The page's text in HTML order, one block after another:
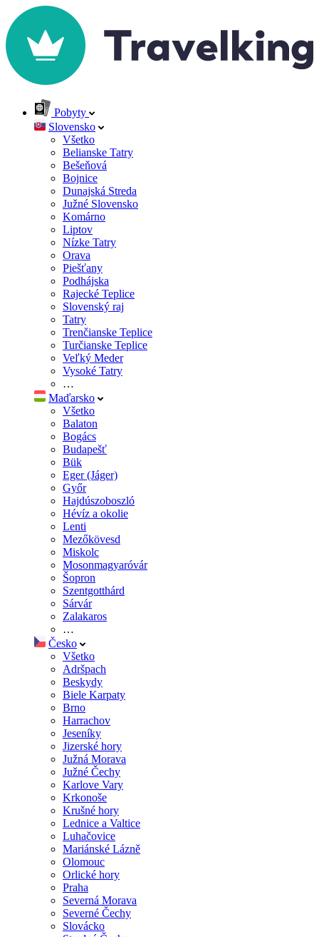
Pobyty
Slovensko
Všetko
Belianske Tatry
Bešeňová
Bojnice
Dunajská Streda
Južné Slovensko
Komárno
Liptov
Nízke Tatry
Orava
Piešťany
Podhájska
Rajecké Teplice
Slovenský raj
Tatry
Trenčianske Teplice
Turčianske Teplice
Veľký Meder
Vysoké Tatry
…
Maďarsko
Všetko
Balaton
Bogács
Budapešť
Bük
Eger (Jáger)
Győr
Hajdúszoboszló
Hévíz a okolie
Lenti
Mezőkövesd
Miskolc
Mosonmagyaróvár
Šopron
Szentgotthárd
Sárvár
Zalakaros
…
Česko
Všetko
Adršpach
Beskydy
Biele Karpaty
Brno
Harrachov
Jeseníky
Jizerské hory
Južná Morava
Južné Čechy
Karlove Vary
Krkonoše
Krušné hory
Lednice a Valtice
Luhačovice
Mariánské Lázně
Olomouc
Orlické hory
Praha
Severná Morava
Severné Čechy
Slovácko